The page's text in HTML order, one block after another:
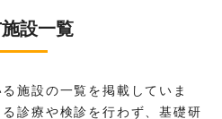
設一覧
施設の一覧を掲載していま
診療や検診を行わず、基礎研